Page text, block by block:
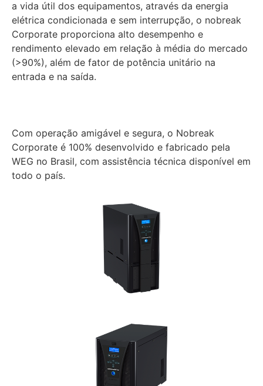
a vida útil dos equipamentos, através da energia
elétrica condicionada e sem interrupção, o nobreak
Corporate proporciona alto desempenho e
rendimento elevado em relação à média do mercado
(>90%), além de fator de potência unitário na
entrada e na saída.
Com operação amigável e segura, o Nobreak
Corporate é 100% desenvolvido e fabricado pela
WEG no Brasil, com assistência técnica disponível em
todo o país.